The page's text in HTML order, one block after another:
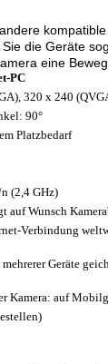
die Geräte
eine
PC
320 x 240
90°
Platzbedarf
(2,4 GHz)
auf Wunsch
Verbindung
Geräte
Kamera: auf